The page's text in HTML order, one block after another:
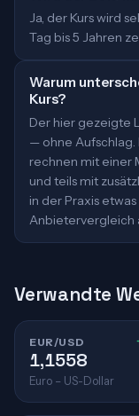
Ja, der Kurs wird
Tag bis 5 Jahren
Warum
Kurs?
Der hier gezeigte
— ohne Aufschlag.
rechnen mit einer
und teils mit
in der Praxis
Anbietervergleich
Verwandte
EUR/USD
1,1558
Euro – US-Dollar